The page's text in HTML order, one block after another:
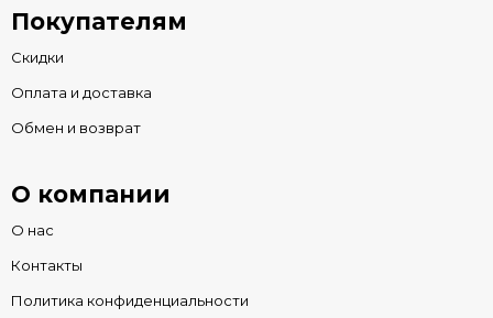
Покупателям
Скидки
Оплата и доставка
Обмен и возврат
О компании
О нас
Контакты
Политика конфиденциальности